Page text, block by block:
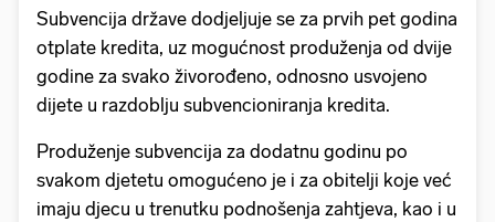
Subvencija države dodjeljuje se za prvih pet godina
otplate kredita, uz mogućnost produženja od dvije
godine za svako živorođeno, odnosno usvojeno
dijete u razdoblju subvencioniranja kredita.
Produženje subvencija za dodatnu godinu po
svakom djetetu omogućeno je i za obitelji koje već
imaju djecu u trenutku podnošenja zahtjeva, kao i u